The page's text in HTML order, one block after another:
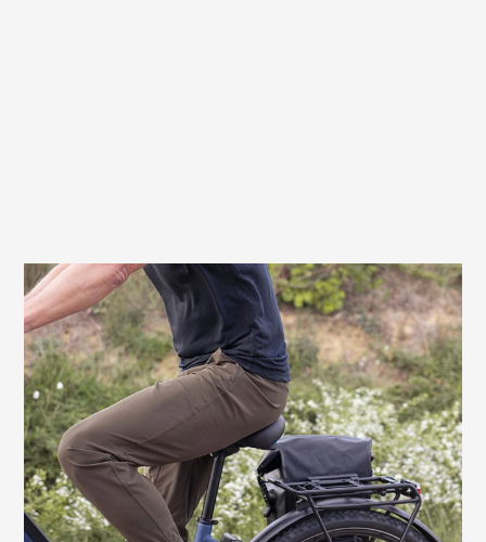
Sehr gute Wahl auch für E-Bikes und
Tiefeinsteiger
Wenn du ein Fahrrad mit niedrigem
Einstieg und/oder mit Motorunterstützung
hast, bietet dir der Anatomica Flex Gel
Men ebenfalls höchsten Komfort. Auf
einem City- oder Touren-E-Bike werden
deine Ausfahrten zwar schon mal etwas